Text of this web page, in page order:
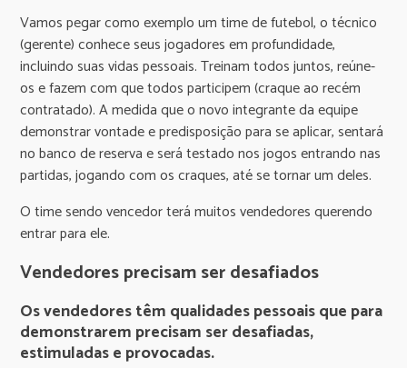
Vamos pegar como exemplo um time de futebol, o técnico
(gerente) conhece seus jogadores em profundidade,
incluindo suas vidas pessoais. Treinam todos juntos, reúne-
os e fazem com que todos participem (craque ao recém
contratado). A medida que o novo integrante da equipe
demonstrar vontade e predisposição para se aplicar, sentará
no banco de reserva e será testado nos jogos entrando nas
partidas, jogando com os craques, até se tornar um deles.
O time sendo vencedor terá muitos vendedores querendo
entrar para ele.
Vendedores precisam ser desafiados
Os vendedores têm qualidades pessoais que para
demonstrarem precisam ser desafiadas,
estimuladas e provocadas.